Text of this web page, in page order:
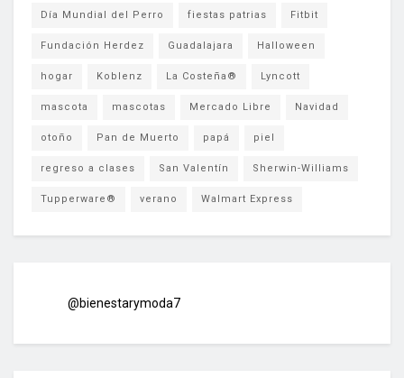
Día Mundial del Perro fiestas patrias Fitbit
Fundación Herdez Guadalajara Halloween
hogar Koblenz La Costeña® Lyncott
mascota mascotas Mercado Libre Navidad
otoño Pan de Muerto papá piel
regreso a clases San Valentín Sherwin-Williams
Tupperware® verano Walmart Express
@bienestarymoda7